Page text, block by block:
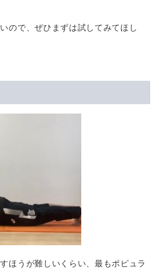
ので、ぜひまずは試してみてほし
ほうが難しいくらい、最もポピュラ